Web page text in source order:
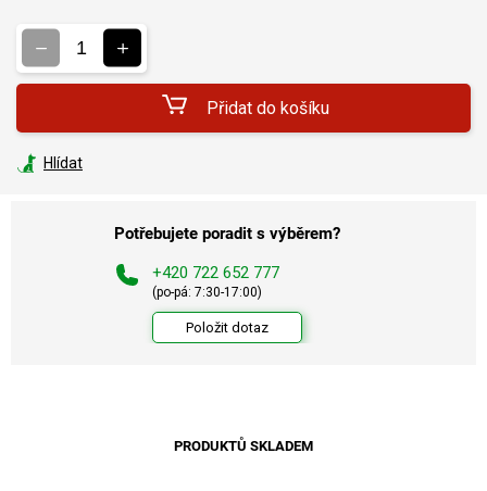
Přidat do košíku
Hlídat
Potřebujete poradit s výběrem?
+420 722 652 777
(po-pá: 7:30-17:00)
Položit dotaz
PRODUKTŮ SKLADEM